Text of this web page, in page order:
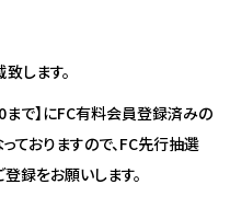
します。
まで】にFC有料会員登録済みの
ておりますので、FC先行抽選
録をお願いします。